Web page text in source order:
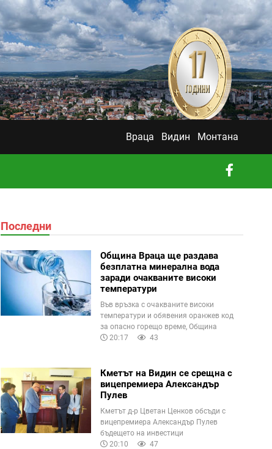
Враца Видин Монтана
Последни
Община Враца ще раздава
безплатна минерална вода
заради очакваните високи
температури
Във връзка с очакваните високи
температури и обявения оранжев код
за опасно горещо време, Община
20:17
43
Кметът на Видин се срещна с
вицепремиера Александър
Пулев
Кметът д-р Цветан Ценков обсъди с
вицепремиера Александър Пулев
бъдещето на инвестици
20:10
47